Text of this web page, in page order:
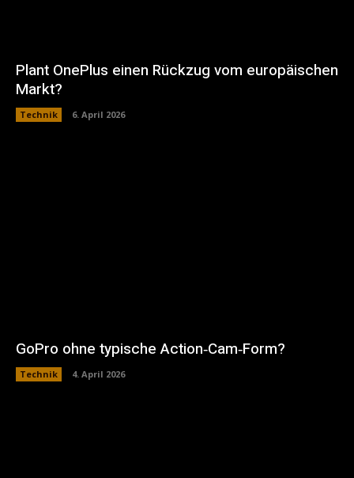
Plant OnePlus einen Rückzug vom europäischen
Markt?
Technik 6. April 2026
GoPro ohne typische Action‑Cam‑Form?
Technik 4. April 2026